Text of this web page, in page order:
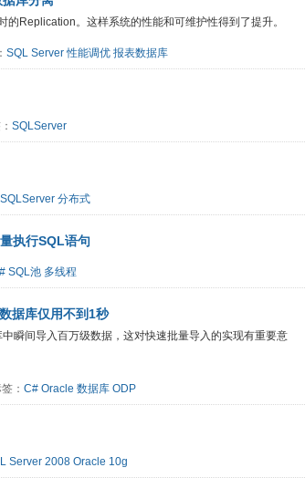
Replication。这样系统的性能和可维护性得到了提升。
SQL Server 性能调优 报表数据库
SQLServer
SQLServer 分布式
执行SQL语句
SQL池 多线程
据库仅用不到1秒
瞬间导入百万级数据，这对快速批量导入的实现有重要意
： C# Oracle 数据库 ODP
Server 2008 Oracle 10g